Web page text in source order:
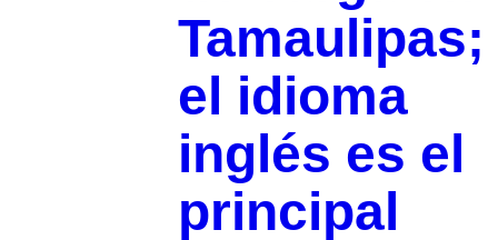
Tamaulipas;
el idioma
inglés es el
principal